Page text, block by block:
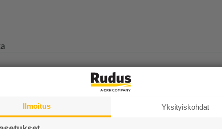
kaupankäyntiä varten: Tutustu ehtoihin*
tarjouksista. Hyväksyn
Ilmoitus Yksityiskohdat